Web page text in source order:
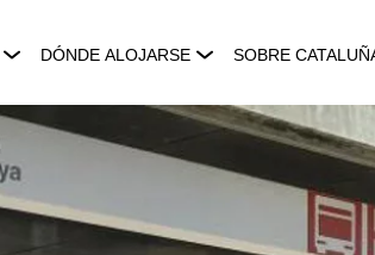
DÓNDE ALOJARSE SOBRE